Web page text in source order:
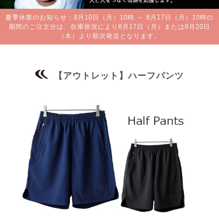
夏季休業のお知らせ：8月10日（月）10時 ～ 8月17日（月）10時の
期間のご注文分は、在庫状況により8月17日（月）または8月20日
（木）より順次発送となります。
【アウトレット】ハーフパンツ